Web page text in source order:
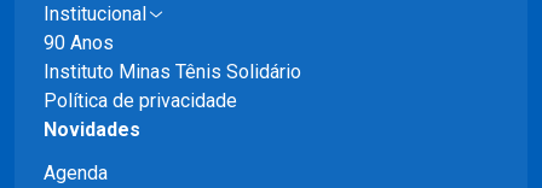
Institucional
90 Anos
Instituto Minas Tênis Solidário
Política de privacidade
Novidades
Agenda